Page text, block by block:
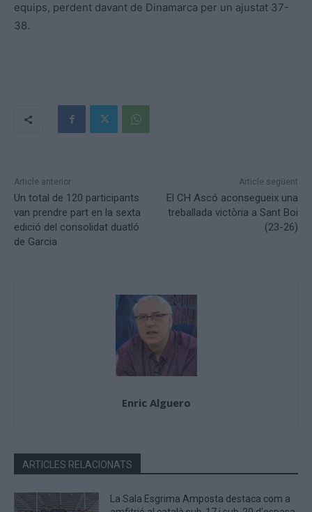
equips, perdent davant de Dinamarca per un ajustat 37-
38.
Article anterior
Un total de 120 participants
van prendre part en la sexta
edició del consolidat duatló
de Garcia
Article següent
El CH Ascó aconsegueix una
treballada victòria a Sant Boi
(23-26)
Enric Alguero
ARTICLES RELACIONATS
La Sala Esgrima Amposta destaca com a